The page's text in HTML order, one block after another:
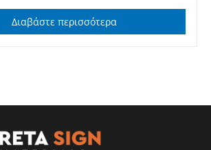
Διαβάστε περισσότερα